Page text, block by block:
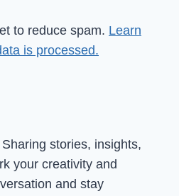
to reduce spam. Learn
is processed.
stories, insights,
your creativity and
and stay